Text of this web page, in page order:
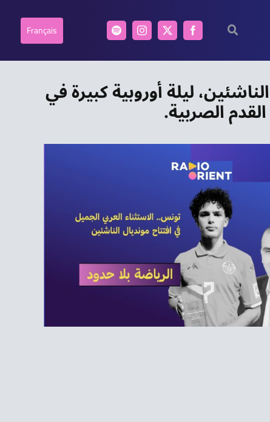
Français
ليلة أوروبية كبيرة في
الصربية.